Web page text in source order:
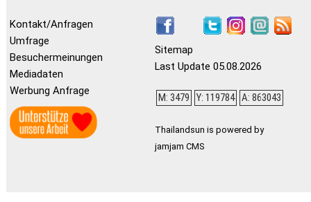
Kontakt/Anfragen
Umfrage
Besuchermeinungen
Mediadaten
Werbung Anfrage
Sitemap
Last Update 05.08.2026
M: 3479 Y: 119784 A: 863043
Thailandsun is powered by
jamjam CMS